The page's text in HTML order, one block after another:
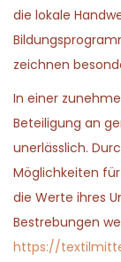
die lokale
zeichnen
In einer
Beteiligung an
unerlässlich.
Möglichkeiten
die Werte ihres
Bestrebungen
https://